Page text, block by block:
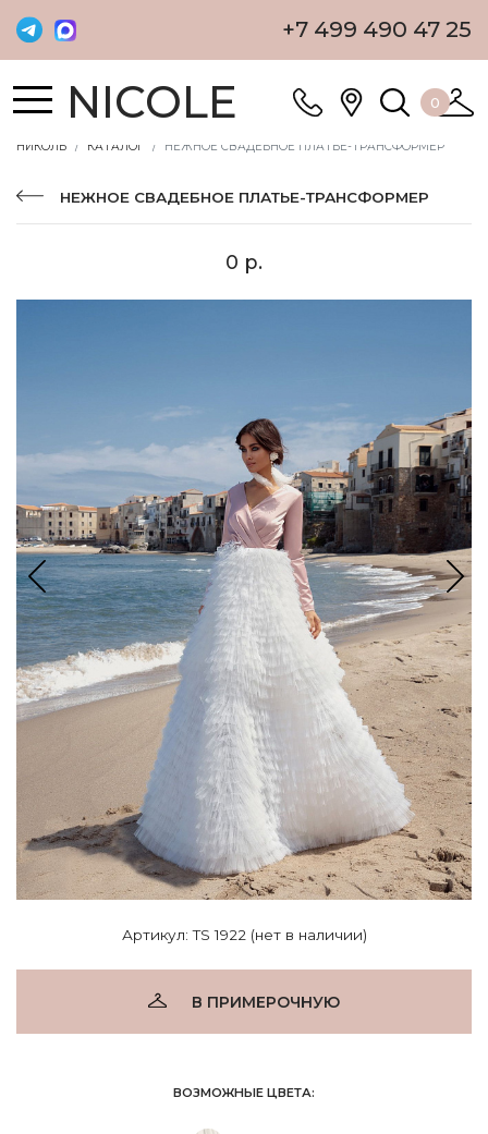
+7 499 490 47 25
NICOLE 0
НИКОЛЬ КАТАЛОГ НЕЖНОЕ СВАДЕБНОЕ ПЛАТЬЕ-ТРАНСФОРМЕР
НЕЖНОЕ СВАДЕБНОЕ ПЛАТЬЕ-ТРАНСФОРМЕР
0 р.
Артикул: TS 1922 (нет в наличии)
В ПРИМЕРОЧНУЮ
ВОЗМОЖНЫЕ ЦВЕТА: